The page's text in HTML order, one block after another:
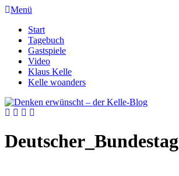
Menü
Start
Tagebuch
Gastspiele
Video
Klaus Kelle
Kelle woanders
Deutscher_Bundestag